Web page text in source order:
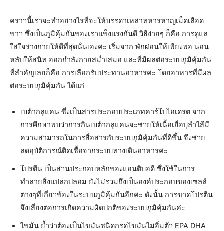
คราวนี้เราจะทำอย่างไรที่จะให้บรรดาเหล่าทหารหาญเม็ดเลือด
ขาว ซึ่งเป็นภูมิคุ้มกันของเราแข็งแรงกันดี วิธีง่ายๆ ก็คือ การดูแล
ใส่ใจร่างกายให้ดีที่สุดนั่นเองค่ะ เริ่มจาก พักผ่อนให้เพียงพอ นอน
หลับให้สนิท ออกกำลังกายสม่ำเสมอ และที่มีผลต่อระบบภูมิคุ้มกัน
ที่สำคัญเลยก็คือ การเลือกรับประทานอาหารค่ะ โดยอาหารที่มีผล
ต่อระบบภูมิคุ้มกัน ได้แก่
เบต้ากลูแคน ซึ่งเป็นสารประกอบประเภทคาร์โบไฮเดรต จาก
การศึกษาพบว่าการกินเบต้ากลูแคนจะช่วยให้เนื้อเยื่อบุลำไส้มี
ความสามารถในการสื่อสารกับระบบภูมิคุ้มกันที่ดีขึ้น จึงช่วย
ลดอุบัติการณ์ติดเชื้อจากระบบทางเดินอาหารค่ะ
โปรตีน เป็นส่วนประกอบหลักของแอนติบอดี ซึ่งใช้ในการ
ทำลายสิ่งแปลกปลอม ยังไม่รวมถึงเป็นองค์ประกอบของเซลล์
ต่างๆที่เกี่ยวข้องในระบบภูมิคุ้มกันอีกค่ะ ดังนั้น การขาดโปรตีน
จึงเสี่ยงต่อการเกิดความผิดปกติของระบบภูมิคุ้มกันค่ะ
ไขมัน ย้ำว่าต้องเป็นไขมันชนิดกรดไขมันไม่อิ่มตัว EPA DHA